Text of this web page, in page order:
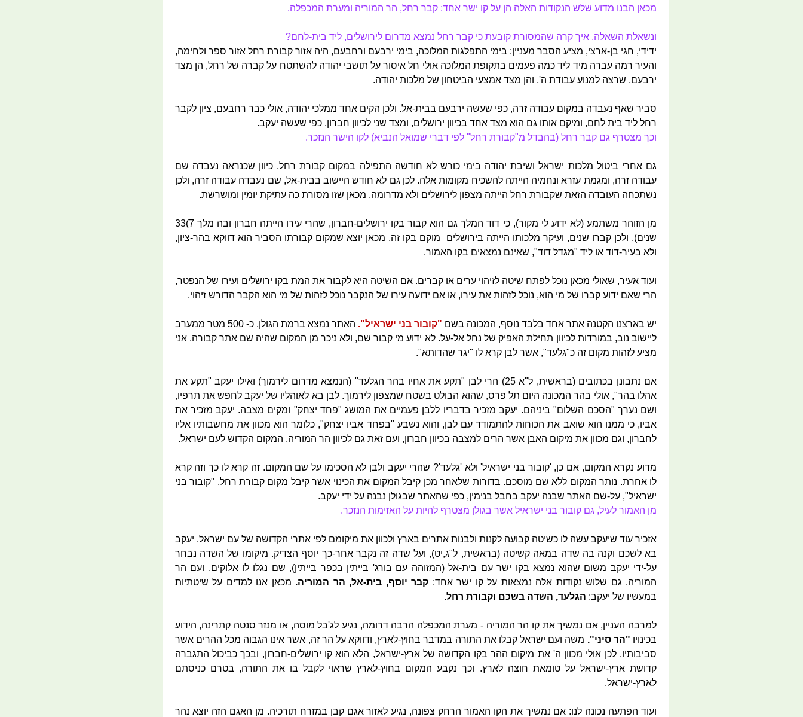
מכאן הבנו מדוע שלש הנקודות האלה הן על קו ישר אחד: קבר רחל, הר המוריה ומערת המכפלה.
ונשאלת השאלה, איך קרה שהמסורת קובעת כי קבר רחל נמצא מדרום לירושלים, ליד בית-לחם?
ידידי, חגי בן-ארצי, מציע הסבר מעניין: בימי התפלגות המלוכה, בימי ירבעם ורחבעם, היה אזור קבורת רחל אזור ספר ולחימה,
והעיר רמה עברה מיד ליד כמה פעמים בתקופת המלוכה אולי חל איסור על תושבי יהודה להשתטח על קברה של רחל, הן מצד
ירבעם, שרצה למנוע עבודת ה', והן מצד אמצעי הביטחון של מלכות יהודה.
סביר שאף נעבדה במקום עבודה זרה, כפי שעשה ירבעם בבית-אל. ולכן הקים אחד ממלכי יהודה, אולי כבר רחבעם, ציון לקבר
רחל ליד בית לחם, ומיקם אותו גם הוא מצד אחד בכיוון ירושלים, ומצד שני לכיוון חברון, כפי שעשה יעקב.
וכך מצטרף גם קבר רחל (בהבדל מ"קבורת רחל" לפי דברי שמואל הנביא) לקו הישר הנזכר.
גם אחרי ביטול מלכות ישראל ושיבת יהודה בימי כורש לא חודשה התפילה במקום קבורת רחל, כיוון שכנראה נעבדה שם
עבודה זרה, ומגמת עזרא ונחמיה הייתה להשכיח מקומות אלה. לכן גם לא חודש היישוב בבית-אל, שם נעבדה עבודה זרה, ולכן
נשתכחה העובדה הזאת שקבורת רחל הייתה מצפון לירושלים ולא מדרומה. מכאן שזו מסורת כה עתיקת יומין ומושרשת.
מן הזוהר משתמע (לא ידוע לי מקור), כי דוד המלך גם הוא קבור בקו ירושלים-חברון, שהרי עירו הייתה חברון ובה מלך 7)33
שנים), ולכן קברו שנים, ועיקר מלכותו הייתה בירושלים מוקם בקו זה. מכאן יוצא שמקום קבורתו הסביר הוא דווקא בהר-ציון,
ולא בעיר-דוד או ליד "מגדל דוד", שאינם נמצאים בקו האמור.
ועוד אעיר, שאולי מכאן נוכל לפתח שיטה לזיהוי ערים או קברים. אם השיטה היא לקבור את המת בקו ירושלים ועירו של הנפטר,
הרי שאם ידוע קברו של מי הוא, נוכל לזהות את עירו, או אם ידועה עירו של הנקבר נוכל לזהות של מי הוא הקבר הדורש זיהוי.
יש בארצנו הקטנה אתר אחד בלבד נוסף, המכונה בשם "קובור בני ישראיל".
האתר נמצא ברמת הגולן, כ- 500 מטר ממערב
ליישוב נוב, במורדות לכיוון תחילת האפיק של נחל אל-על. לא ידוע מי קבור שם, ולא ניכר מן המקום שהיה שם אתר קבורה. אני
מציע לזהות מקום זה כ"גלעד", אשר לבן קרא לו "יגר שהדותא".
אם נתבונן בכתובים (בראשית, ל"א 25) הרי לבן "תקע את אחיו בהר הגלעד" (הנמצא מדרום לירמוך) ואילו יעקב "תקע את
אהלו בהר", אולי בהר המכונה היום תל פרס, שהוא הבולט בשטח שמצפון לירמוך. לבן בא לאוהליו של יעקב לחפש את תרפיו,
ושם נערך "הסכם השלום" ביניהם. יעקב מזכיר בדבריו ללבן פעמיים את המושג "פחד יצחק" ומקים מצבה. יעקב מזכיר את
אביו, כי ממנו הוא שואב את הכוחות להתמודד עם לבן, והוא נשבע "בפחד אביו יצחק", כלומר הוא מכוון את מחשבותיו אליו
לחברון, וגם מכוון את מיקום האבן אשר הרים למצבה בכיוון חברון, ועם זאת גם לכיוון הר המוריה, המקום הקדוש לעם ישראל.
מדוע נקרא המקום, אם כן, 'קובור בני ישראיל' ולא 'גלעד'? שהרי יעקב ולבן לא הסכימו על שם המקום. זה קרא לו כך וזה קרא
לו אחרת. נותר המקום ללא שם מוסכם. בדורות שלאחר מכן קיבל המקום את הכינוי אשר קיבל מקום קבורת רחל, "קובור בני
ישראיל", על-שם האתר שבנה יעקב בחבל בנימין, כפי שהאתר שבגולן נבנה על ידי יעקב.
מן האמור לעיל, גם קובור בני ישראיל אשר בגולן מצטרף להיות על האזימות הנזכר.
אזכיר עוד שיעקב עשה לו כשיטה קבועה לקנות ולבנות אתרים בארץ ולכוון את מיקומם לפי אתרי הקדושה של עם ישראל. יעקב
בא לשכם וקנה בה שדה במאה קשיטה (בראשית, ל"ג,יט), ועל שדה זה נקבר אחר-כך יוסף הצדיק. מיקומו של השדה נבחר
על-ידי יעקב משום שהוא נמצא בקו ישר עם בית-אל (המזוהה עם בורג' בייתין בכפר בייתין), שם נגלו לו אלוקים, ועם הר
המוריה. גם שלוש נקודות אלה נמצאות על קו ישר אחד: קבר יוסף, בית-אל, הר המוריה. מכאן אנו למדים על שיטתיות
במעשיו של יעקב: הגלעד, השדה בשכם וקבורת רחל.
למרבה העניין, אם נמשיך את קו הר המוריה - מערת המכפלה הרבה דרומה, נגיע לג'בל מוסה, או מנזר סנטה קתרינה, הידוע
בכינויו "הר סיני". משה ועם ישראל קבלו את התורה במדבר בחוץ-לארץ, ודווקא על הר זה, אשר אינו הגבוה מכל ההרים אשר
סביבותיו. לכן אולי מכוון ה' את מיקום ההר בקו הקדושה של ארץ-ישראל, הלא הוא קו ירושלים-חברון, ובכך כביכול התגברה
קדושת ארץ-ישראל על טומאת חוצה לארץ. וכך נקבע המקום בחוץ-לארץ שראוי לקבל בו את התורה, בטרם כניסתם
לארץ-ישראל.
ועוד הפתעה נכונה לנו: אם נמשיך את הקו האמור הרחק צפונה, נגיע לאזור אגם קבן במזרח תורכיה. מן האגם הזה יוצא נהר